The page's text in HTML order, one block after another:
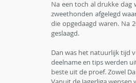
Na een toch al drukke dag
zweethonden afgelegd
die opgedaagd waren. Na
geslaagd.
Dan was het natuurlijk tijd
deelname en tips werden
beste uit de proef. Zowel